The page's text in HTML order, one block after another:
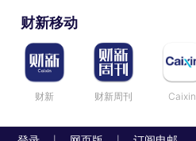
财新移动
财新 财新周刊 Caixin